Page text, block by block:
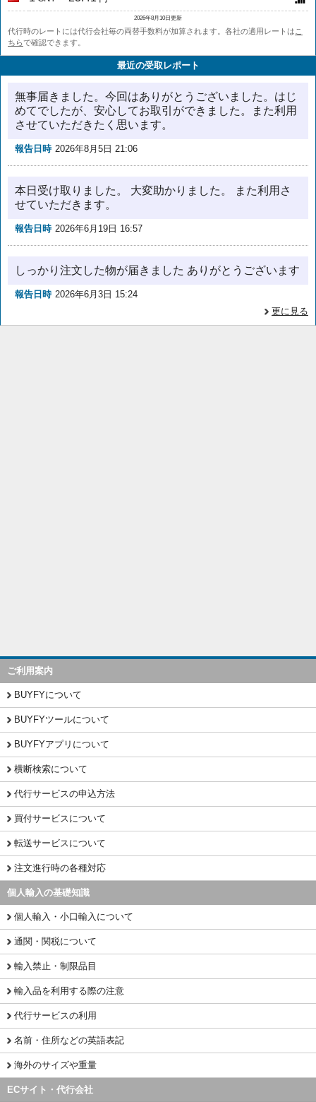
2026年8月10日更新
代行時のレートには代行会社毎の両替手数料が加算されます。各社の適用レートは こ
ちらで確認できます。
最近の受取レポート
無事届きました。今回はありがとうございました。はじ
めてでしたが、安心してお取引ができました。また利用
させていただきたく思います。
報告日時 2026年8月5日 21:06
本日受け取りました。 大変助かりました。 また利用さ
せていただきます。
報告日時 2026年6月19日 16:57
しっかり注文した物が届きました ありがとうございます
報告日時 2026年6月3日 15:24
更に見る
ご利用案内
BUYFYについて
BUYFYツールについて
BUYFYアプリについて
横断検索について
代行サービスの申込方法
買付サービスについて
転送サービスについて
注文進行時の各種対応
個人輸入の基礎知識
個人輸入・小口輸入について
通関・関税について
輸入禁止・制限品目
輸入品を利用する際の注意
代行サービスの利用
名前・住所などの英語表記
海外のサイズや重量
ECサイト・代行会社